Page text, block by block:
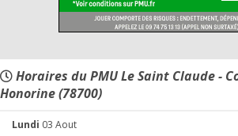
Horaires du PMU Le Saint Claude -
Honorine (78700)
Lundi 03 Aout